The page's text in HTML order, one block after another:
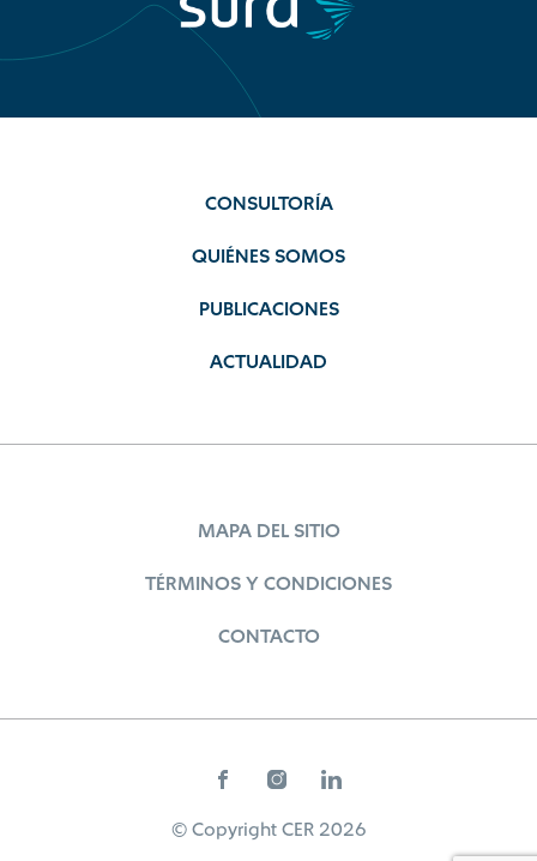
CONSULTORÍA
QUIÉNES SOMOS
PUBLICACIONES
ACTUALIDAD
MAPA DEL SITIO
TÉRMINOS Y CONDICIONES
CONTACTO
© Copyright CER 2026